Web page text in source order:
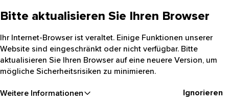
Bitte aktualisieren Sie Ihren Browser
Ihr Internet-Browser ist veraltet. Einige Funktionen unserer
Website sind eingeschränkt oder nicht verfügbar. Bitte
aktualisieren Sie Ihren Browser auf eine neuere Version, um
mögliche Sicherheitsrisiken zu minimieren.
Weitere Informationen Ignorieren